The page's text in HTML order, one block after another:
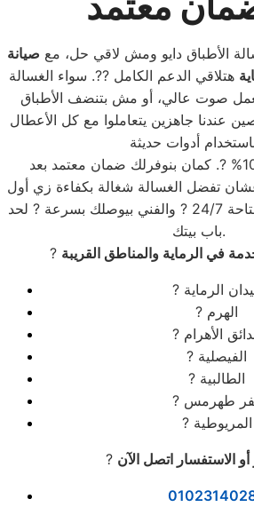
الأطباق دايو ومش لاقي حل، مع صيانة
هتلاقي الدعم الكامل ?‍?. سواء الغسالة
صوت عالي، أو مش بتنضف الأطباق
عندنا جاهزين يتعاملوا مع كل الأعطال
وقطع غيار أصلية 100% ?. كمان بنوفرلك ضمان معتمد بعد
تفضل الغسالة شغالة بكفاءة زي أول
يوم ✅. خدمة العملاء متاحة 24/7 ? والفني بيوصلك بسرعة ? لحد
باب بيتك.
?
الرماية
? الهرم
الأهرام
? الفيصلية
? الطالبية
كفر طهرمس
? المريوطية
? الاستفسار اتصل الآن